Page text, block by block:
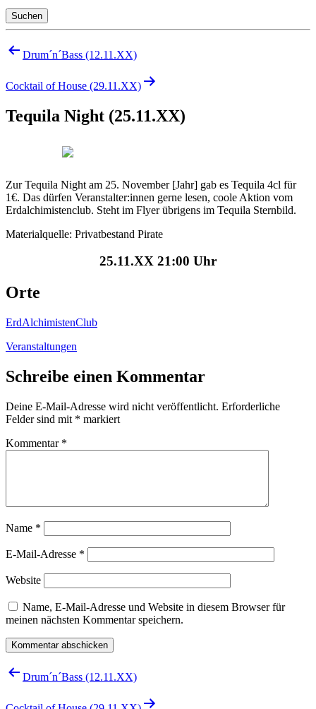
Suchen
Beitragsnavigation
Drum´n´Bass (12.11.XX)
Cocktail of House (29.11.XX)
Tequila Night (25.11.XX)
Zur Tequila Night am 25. November [Jahr] gab es Tequila 4cl für
1€. Das dürfen Veranstalter:innen gerne lesen, coole Aktion vom
Erdalchimistenclub. Steht im Flyer übrigens im Tequila Sternbild.
Materialquelle: Privatbestand Pirate
25.11.XX 21:00 Uhr
Orte
ErdAlchimistenClub
Veranstaltungen
Schreibe einen Kommentar
Deine E-Mail-Adresse wird nicht veröffentlicht. Erforderliche
Felder sind mit * markiert
Kommentar *
Name *
E-Mail-Adresse *
Website
Name, E-Mail-Adresse und Website in diesem Browser für
meinen nächsten Kommentar speichern.
Beitragsnavigation
Drum´n´Bass (12.11.XX)